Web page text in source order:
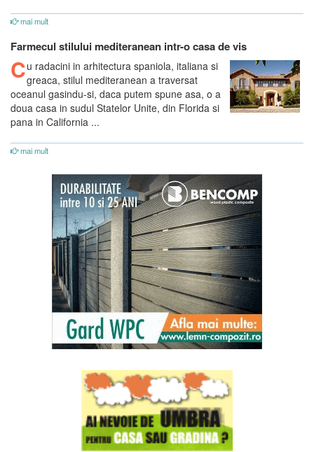
mai mult
Farmecul stilului mediteranean intr-o casa de vis
Cu radacini in arhitectura spaniola, italiana si
greaca, stilul mediteranean a traversat
oceanul gasindu-si, daca putem spune asa, o a
doua casa in sudul Statelor Unite, din Florida si
pana in California ...
mai mult